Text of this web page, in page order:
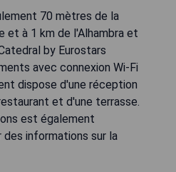
70 mètres de la
et à 1 km de l'Alhambra et
by Eurostars
avec connexion Wi-Fi
dispose d'une réception
et d'une terrasse.
est également
des informations sur la